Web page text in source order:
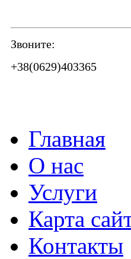
Звоните:
+38(0629)403365
Главная
О нас
Услуги
Карта
Контакты